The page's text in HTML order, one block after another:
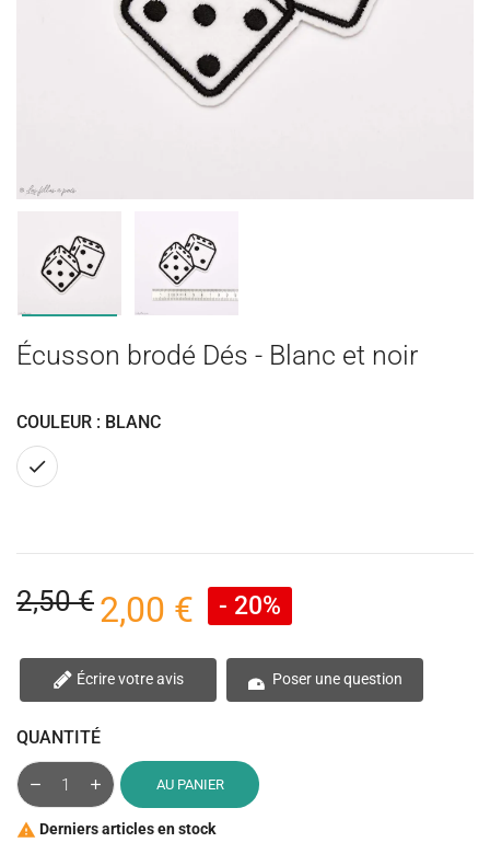
Écusson brodé Dés - Blanc et noir
COULEUR : BLANC
Blanc
2,50 € 2,00 € - 20%
Écrire votre avis Poser une question
QUANTITÉ
AU PANIER
 Derniers articles en stock